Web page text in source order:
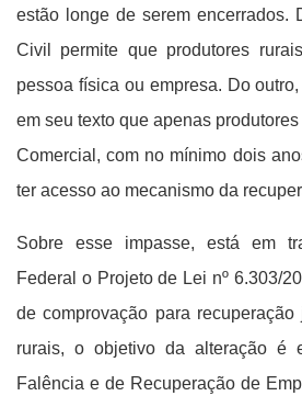
estão longe de serem encerrados.
Civil permite que produtores
pessoa física ou empresa. Do
em seu texto que apenas
Comercial, com no mínimo dois
ter acesso ao mecanismo da
Sobre esse impasse, está em
Federal o Projeto de Lei nº 6.303/
de comprovação para
rurais, o objetivo da alteração é
Falência e de Recuperação de